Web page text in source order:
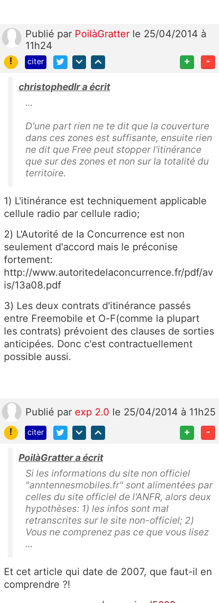
Publié par PoilàGratter le 25/04/2014 à
11h24
!
citer + -
christophedlr a écrit
...
D'une part rien ne te dit que la couverture
dans ces zones est suffisante, ensuite rien
ne dit que Free peut stopper l'itinérance
que sur des zones et non sur la totalité du
territoire.
1) L'itinérance est techniquement applicable
cellule radio par cellule radio;
2) L'Autorité de la Concurrence est non
seulement d'accord mais le préconise
fortement:
http://www.autoritedelaconcurrence.fr/pdf/av
is/13a08.pdf
3) Les deux contrats d'itinérance passés
entre Freemobile et O-F(comme la plupart
les contrats) prévoient des clauses de sorties
anticipées. Donc c'est contractuellement
possible aussi.
Publié par exp 2.0 le 25/04/2014 à 11h25
!
citer + -
PoilàGratter a écrit
Si les informations du site non officiel
"anntennesmobiles.fr" sont alimentées par
celles du site officiel de l'ANFR, alors deux
hypothèses: 1) les infos sont mal
retranscrites sur le site non-officiel; 2)
Vous ne comprenez pas ce que vous lisez
...
Et cet article qui date de 2007, que faut-il en
comprendre ?!